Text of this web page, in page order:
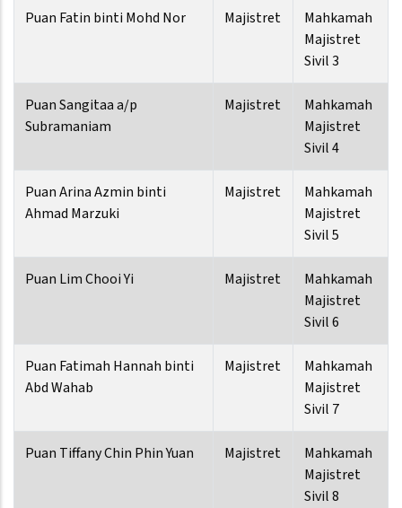
Puan Fatin binti Mohd Nor Majistret
Mahkamah
Majistret
Sivil 3
Puan Sangitaa a/p
Subramaniam
Majistret
Mahkamah
Majistret
Sivil 4
Puan Arina Azmin binti
Ahmad Marzuki
Majistret
Mahkamah
Majistret
Sivil 5
Puan Lim Chooi Yi Majistret
Mahkamah
Majistret
Sivil 6
Puan Fatimah Hannah binti
Abd Wahab
Majistret
Mahkamah
Majistret
Sivil 7
Puan Tiffany Chin Phin Yuan Majistret
Mahkamah
Majistret
Sivil 8